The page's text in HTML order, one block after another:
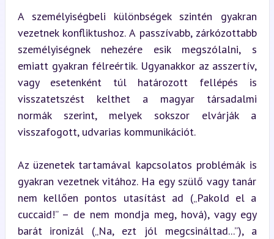
A személyiségbeli különbségek szintén gyakran
vezetnek konfliktushoz. A passzívabb, zárkózottabb
személyiségnek nehezére esik megszólalni, s
emiatt gyakran félreértik. Ugyanakkor az asszertív,
vagy esetenként túl határozott fellépés is
visszatetszést kelthet a magyar társadalmi
normák szerint, melyek sokszor elvárják a
visszafogott, udvarias kommunikációt.
Az üzenetek tartamával kapcsolatos problémák is
gyakran vezetnek vitához. Ha egy szülő vagy tanár
nem kellően pontos utasítást ad („Pakold el a
cuccaid!” – de nem mondja meg, hová), vagy egy
barát ironizál („Na, ezt jól megcsináltad...”), a